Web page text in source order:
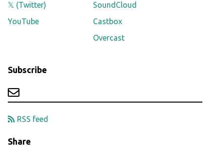
𝕏 (Twitter)
YouTube
SoundCloud
Castbox
Overcast
Subscribe
RSS feed
Share